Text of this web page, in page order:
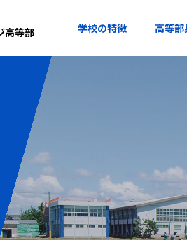
高等部 学校の特徴 高等部